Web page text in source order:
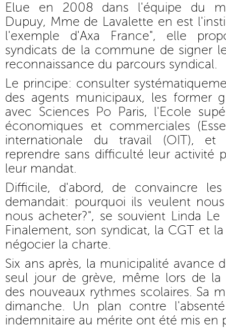
Elue en 2008 dans l'équipe du
Dupuy, Mme de Lavalette en est
l'exemple d'Axa France", elle
syndicats de la commune de signer
reconnaissance du parcours syndical.
Le principe: consulter
des agents municipaux, les former
avec Sciences Po Paris, l'Ecole
économiques et commerciales
internationale du travail (OIT),
reprendre sans difficulté leur activité
leur mandat.
Difficile, d'abord, de convaincre
demandait: pourquoi ils veulent
nous acheter?", se souvient Linda
Finalement, son syndicat, la CGT et
négocier la charte.
Six ans après, la municipalité avance
seul jour de grève, même lors de la
des nouveaux rythmes scolaires. Sa
dimanche. Un plan contre
indemnitaire au mérite ont été mis en